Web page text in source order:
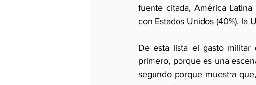
fuente citada, América
con Estados Unidos (40%), la
De esta lista el gasto
primero, porque es una
segundo porque muestra